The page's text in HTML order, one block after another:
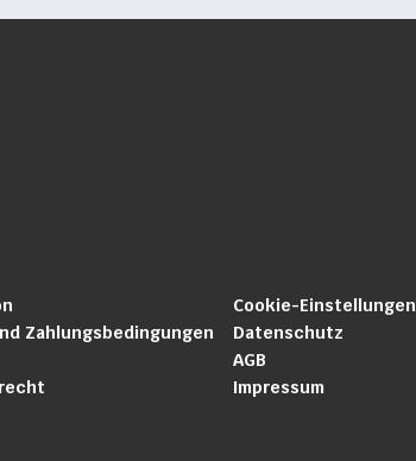
Zahlungsbedingungen
Cookie-Einstellungen
Datenschutz
AGB
Impressum